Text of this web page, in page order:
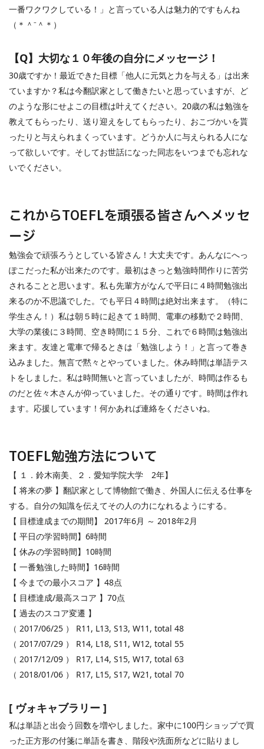
一番ワクワクしている！」と言っている人は魅力的ですもんね
（＊＾⁻＾＊）
【Q】大切な１０年後の自分にメッセージ！
30歳ですか！最近できた目標「他人に元気と力を与える」は出来
ていますか？私は今翻訳家として働きたいと思っていますが、ど
のような形にせよこの目標は叶えてください。 20歳の私は勉強を
教えてもらったり、送り迎えをしてもらったり、おこづかいを貰
ったりと与えられまくっています。どうか人に与えられる人にな
って欲しいです。そしてお世話になった同志をいつまでも忘れな
いでください。
これからTOEFLを頑張る皆さんへメッセ
ージ
勉強会で頑張ろうとしている皆さん！大丈夫です。あんなにへっ
ぽこだった私が出来たのです。最初はきっと勉強時間作りに苦労
されることと思います。私も先輩方がなんで平日に４時間勉強出
来るのか不思議でした。でも平日４時間は絶対出来ます。（特に
学生さん！）私は朝５時に起きて１時間、電車の移動で２時間、
大学の業後に３時間、空き時間に１５分、これで６時間は勉強出
来ます。友達と電車で帰るときは「勉強しよう！」と言って巻き
込みました。無言で黙々とやっていました。休み時間は単語テス
トをしました。私は時間無いと言っていましたが、時間は作るも
のだと佐々木さんが仰っていました。その通りです。時間は作れ
ます。応援しています！何かあれば連絡をくださいね。
TOEFL勉強方法について
【 １．鈴木南美、２．愛知学院大学 2年】
【 将来の夢 】翻訳家として博物館で働き、外国人に伝える仕事を
する。自分の知識を伝えてその人の力になれるようにする。
【 目標達成までの期間】
2017年6月 ～ 2018年2 月
【 平日の学習時間】 6時間
【 休みの学習時間】 10時間
【 一番勉強した時間】 16時間
【 今までの最小スコア 】 48点
【 目標達成/最高スコア 】 70点
【 過去のスコア変遷 】
（ 2017/06/25 ）
R11, L13, S13, W11, total 48
（ 2017/07/29 ）
R14, L18, S11, W12, total 55
（ 2017/12/09 ）
R17, L14, S15, W17, total 63
（ 2018/01/06 ） R17, L15, S17, W21, total 70
[ ヴォキャブラリー ]
私は単語と出会う回数を増やしました。家中に100円ショップで買
った正方形の付箋に単語を書き、階段や洗面所などに貼りまし